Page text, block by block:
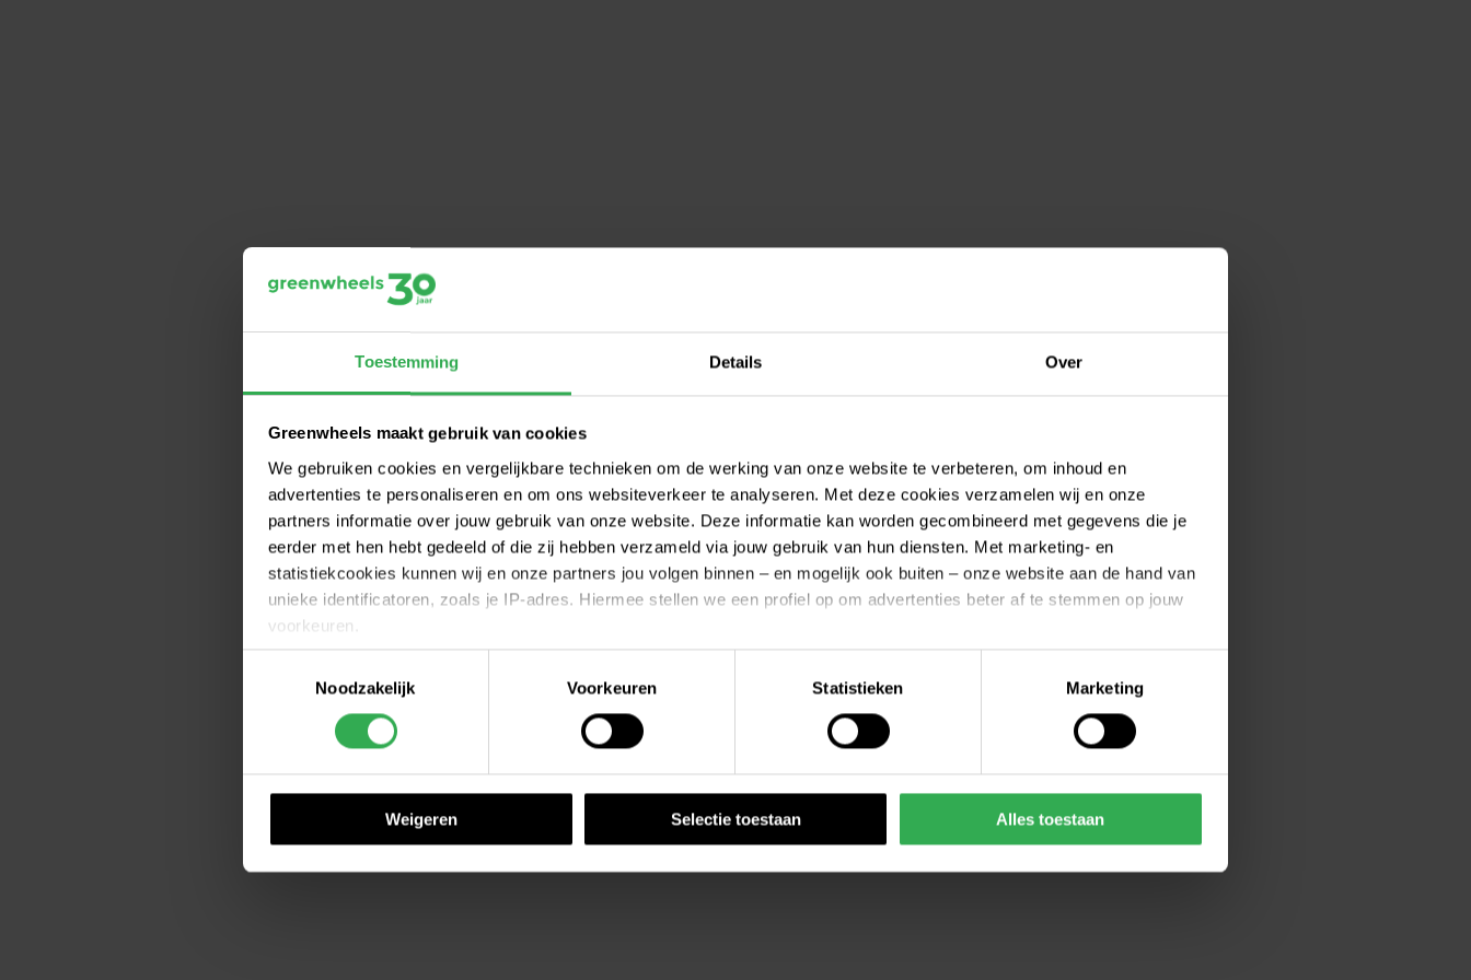
Toestemming Details Over
Greenwheels maakt gebruik van cookies
We gebruiken cookies en vergelijkbare technieken om de werking van onze website te verbeteren, om inhoud en
advertenties te personaliseren en om ons websiteverkeer te analyseren. Met deze cookies verzamelen wij en onze
partners informatie over jouw gebruik van onze website. Deze informatie kan worden gecombineerd met gegevens die je
eerder met hen hebt gedeeld of die zij hebben verzameld via jouw gebruik van hun diensten. Met marketing- en
statistiekcookies kunnen wij en onze partners jou volgen binnen – en mogelijk ook buiten – onze website aan de hand van
unieke identificatoren, zoals je IP-adres. Hiermee stellen we een profiel op om advertenties beter af te stemmen op jouw
voorkeuren.
Cookie instellingen wijzigen
Op onze cookiebeleidspagina, die je kunt vinden via het menu onderaan iedere pagina, kun je jouw toestemming op ieder
moment intrekken. Deze pagina is ook direct te bezoeken via
https://www.greenwheels.com/cookiestatement
We werken samen met die uw gegevens kunnen ontvangen en verwerken.
Noodzakelijk
Voorkeuren Statistieken Marketing
Weigeren Selectie toestaan Alles toestaan